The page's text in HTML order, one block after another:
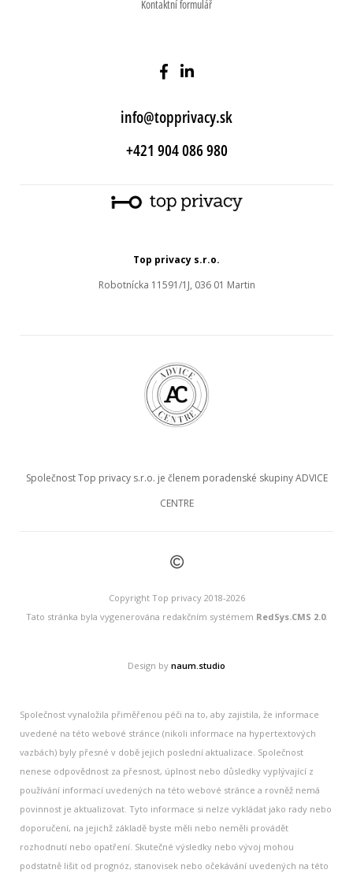
Kontaktní formulář
info@topprivacy.sk
+421 904 086 980
Top privacy s.r.o.
Robotnícka 11591/1J, 036 01 Martin
Společnost Top privacy s.r.o. je členem poradenské skupiny ADVICE
CENTRE
©
Copyright Top privacy 2018-2026
Tato stránka byla vygenerována redakčním systémem RedSys.CMS 2.0.
Design by naum.studio
Společnost vynaložila přiměřenou péči na to, aby zajistila, že informace
uvedené na této webové stránce (nikoli informace na hypertextových
vazbách) byly přesné v době jejich poslední aktualizace. Společnost
nenese odpovědnost za přesnost, úplnost nebo důsledky vyplývající z
používání informací uvedených na této webové stránce a rovněž nemá
povinnost je aktualizovat. Tyto informace si nelze vykládat jako rady nebo
doporučení, na jejichž základě byste měli nebo neměli provádět
rozhodnutí nebo opatření. Skutečné výsledky nebo vývoj mohou
podstatně lišit od prognóz, stanovisek nebo očekávání uvedených na této